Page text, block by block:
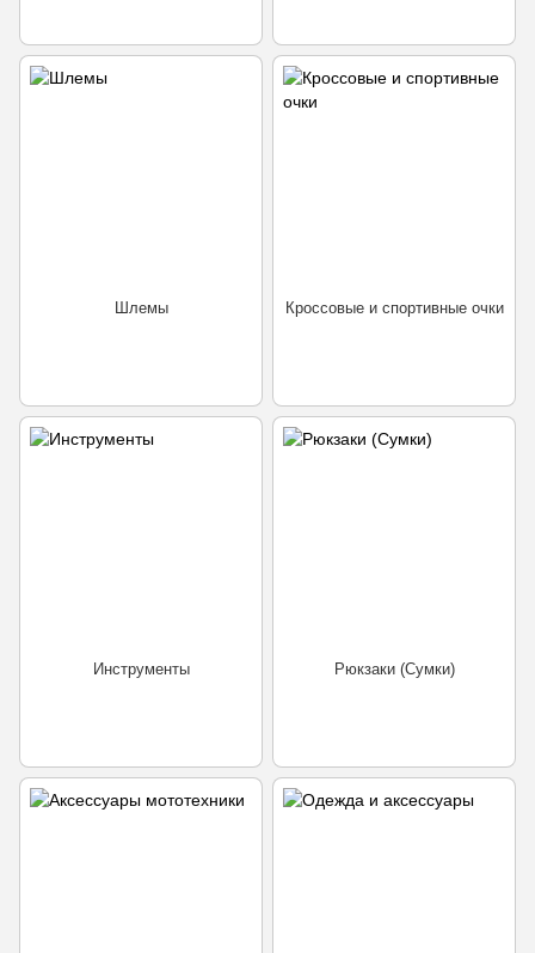
Шлемы Кроссовые и спортивные очки
Инструменты Рюкзаки (Сумки)